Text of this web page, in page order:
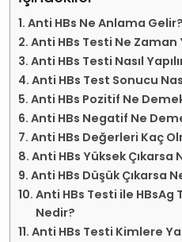
Anti HBs Ne Anlama Gelir?
Anti HBs Testi Ne Zaman
Anti HBs Testi Nasıl
Anti HBs Test Sonucu
Anti HBs Pozitif Ne
Anti HBs Negatif Ne
Anti HBs Değerleri Kaç
Anti HBs Yüksek Çıkarsa
Anti HBs Düşük Çıkarsa
Anti HBs Testi ile HBsAg
Nedir?
Anti HBs Testi Kimlere